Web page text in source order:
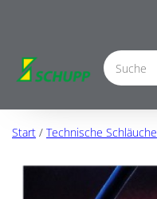
Start / Technische Schläuche